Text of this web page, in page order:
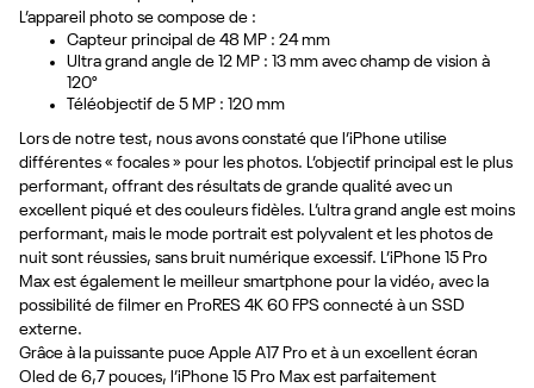
L’appareil photo se compose de :
Capteur principal de 48 MP : 24 mm
Ultra grand angle de 12 MP : 13 mm avec champ de vision à
120°
Téléobjectif de 5 MP : 120 mm
Lors de notre test, nous avons constaté que l’iPhone utilise
différentes « focales » pour les photos. L’objectif principal est le plus
performant, offrant des résultats de grande qualité avec un
excellent piqué et des couleurs fidèles. L’ultra grand angle est moins
performant, mais le mode portrait est polyvalent et les photos de
nuit sont réussies, sans bruit numérique excessif. L’iPhone 15 Pro
Max est également le meilleur smartphone pour la vidéo, avec la
possibilité de filmer en ProRES 4K 60 FPS connecté à un SSD
externe.
Grâce à la puissante puce Apple A17 Pro et à un excellent écran
Oled de 6,7 pouces, l’iPhone 15 Pro Max est parfaitement